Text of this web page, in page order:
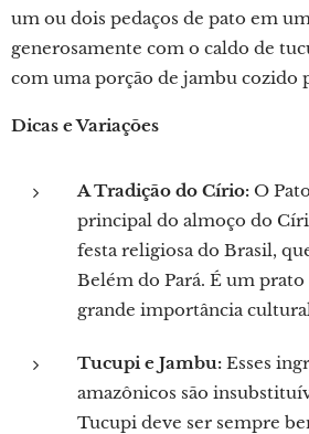
um ou dois pedaços de pato em
generosamente com o caldo de
com uma porção de jambu cozido
Dicas e Variações
A Tradição do Círio: O
principal do almoço do
festa religiosa do Brasil,
Belém do Pará. É um prato
grande importância
Tucupi e Jambu: Esses
amazônicos são
Tucupi deve ser sempre